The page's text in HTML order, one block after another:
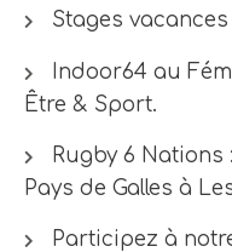
Stages vacances
Indoor64 au
Être & Sport.
Rugby 6
Pays de Galles à
Participez à